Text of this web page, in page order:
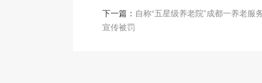
下一篇： 自称“五星级养老院”成都一养老服
宣传被罚